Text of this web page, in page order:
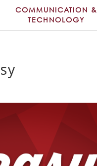
COMMUNICATION &
TECHNOLOGY